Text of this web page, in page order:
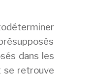
dans les
se retrouve